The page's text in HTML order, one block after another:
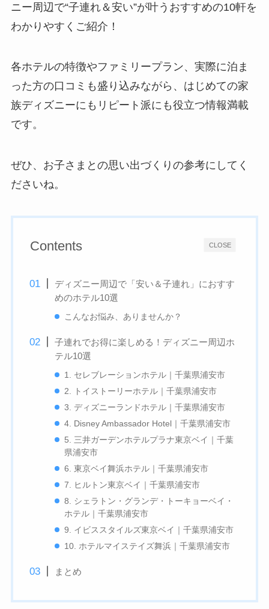
ニー周辺で“子連れ＆安い”が叶うおすすめの10軒を
わかりやすくご紹介！
各ホテルの特徴やファミリープラン、実際に泊ま
った方の口コミも盛り込みながら、はじめての家
族ディズニーにもリピート派にも役立つ情報満載
です。
ぜひ、お子さまとの思い出づくりの参考にしてく
ださいね。
CLOSE
Contents
ディズニー周辺で「安い＆子連れ」におすす
めのホテル10選
こんなお悩み、ありませんか？
子連れでお得に楽しめる！ディズニー周辺ホ
テル10選
1. セレブレーションホテル｜千葉県浦安市
2. トイストーリーホテル｜千葉県浦安市
3. ディズニーランドホテル｜千葉県浦安市
4. Disney Ambassador Hotel｜千葉県浦安市
5. 三井ガーデンホテルプラナ東京ベイ｜千葉
県浦安市
6. 東京ベイ舞浜ホテル｜千葉県浦安市
7. ヒルトン東京ベイ｜千葉県浦安市
8. シェラトン・グランデ・トーキョーベイ・
ホテル｜千葉県浦安市
9. イビススタイルズ東京ベイ｜千葉県浦安市
10. ホテルマイステイズ舞浜｜千葉県浦安市
まとめ